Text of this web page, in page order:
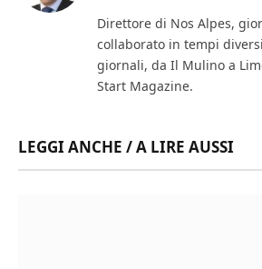
Direttore di Nos Alpes,
collaborato in tempi
giornali, da Il Mulino a
Start Magazine.
LEGGI ANCHE / A LIRE AUSSI